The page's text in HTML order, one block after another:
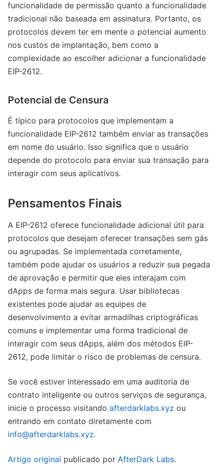
funcionalidade de permissão quanto a funcionalidade
tradicional não baseada em assinatura. Portanto, os
protocolos devem ter em mente o potencial aumento
nos custos de implantação, bem como a
complexidade ao escolher adicionar a funcionalidade
EIP-2612.
Potencial de Censura
É típico para protocolos que implementam a
funcionalidade EIP-2612 também enviar as transações
em nome do usuário. Isso significa que o usuário
depende do protocolo para enviar sua transação para
interagir com seus aplicativos.
Pensamentos Finais
A EIP-2612 oferece funcionalidade adicional útil para
protocolos que desejam oferecer transações sem gás
ou agrupadas. Se implementada corretamente,
também pode ajudar os usuários a reduzir sua pegada
de aprovação e permitir que eles interajam com
dApps de forma mais segura. Usar bibliotecas
existentes pode ajudar as equipes de
desenvolvimento a evitar armadilhas criptográficas
comuns e implementar uma forma tradicional de
interagir com seus dApps, além dos métodos EIP-
2612, pode limitar o risco de problemas de censura.
Se você estiver interessado em uma auditoria de
contrato inteligente ou outros serviços de segurança,
inicie o processo visitando afterdarklabs.xyz ou
entrando em contato diretamente com
info@afterdarklabs.xyz.
Artigo original publicado por AfterDark Labs.